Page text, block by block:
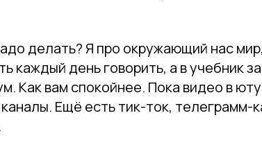
делать? Я про окружающий нас
каждый день говорить, а в учебник
Как вам спокойнее. Пока видео в
Ещё есть тик-ток, телеграмм-